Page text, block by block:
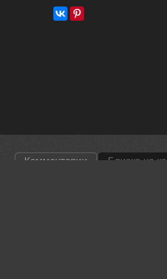
Комментарии Близко на